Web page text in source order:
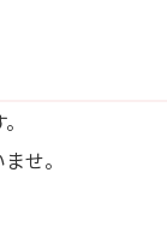
せ。